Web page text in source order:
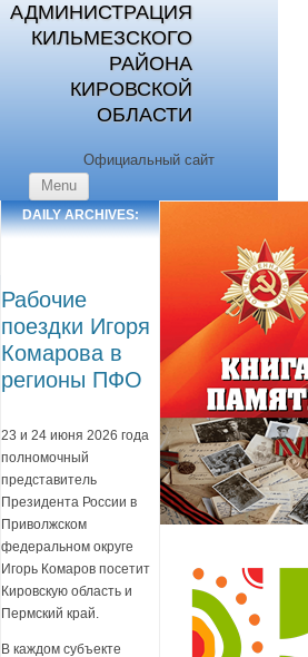
АДМИНИСТРАЦИЯ
КИЛЬМЕЗСКОГО
РАЙОНА
КИРОВСКОЙ
ОБЛАСТИ
Официальный сайт
Menu
DAILY ARCHIVES:
Рабочие
поездки Игоря
Комарова в
регионы ПФО
23 и 24 июня 2026 года
полномочный
представитель
Президента России в
Приволжском
федеральном округе
Игорь Комаров посетит
Кировскую область и
Пермский край.
В каждом субъекте